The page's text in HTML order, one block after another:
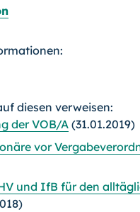
diesen verweisen:
der VOB/A (31.01.2019)
vor
und IfB für den